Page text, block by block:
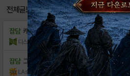
전체글보기
잡담 캐릭터는 귀여운거 같은데
디스피 조회수:7 | 19.09.06
잡담 그 계획 동참중
LAsahi 조회수:4 | 18.11.24